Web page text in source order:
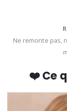
Ne remonte pas,
❤️ Ce